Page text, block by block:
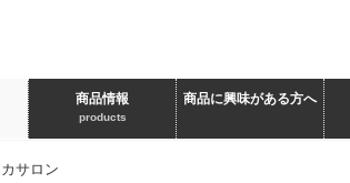
商品情報
products
商品に興味がある方へ
サロン